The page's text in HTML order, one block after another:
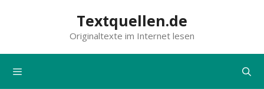
Textquellen.de
Originaltexte im Internet lesen